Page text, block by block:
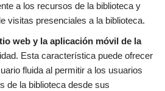
a los recursos de la biblioteca y
visitas presenciales a la biblioteca.
web y la aplicación móvil de la
Esta característica puede ofrecer
fluida al permitir a los usuarios
de la biblioteca desde sus